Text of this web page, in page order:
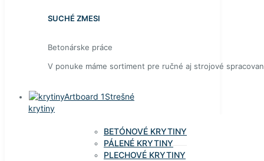
SUCHÉ ZMESI
Betonárske práce
V ponuke máme sortiment pre ručné aj strojové
Strešné
krytiny
BETÓNOVÉ KRYTINY
PÁLENÉ KRYTINY
PLECHOVÉ KRYTINY